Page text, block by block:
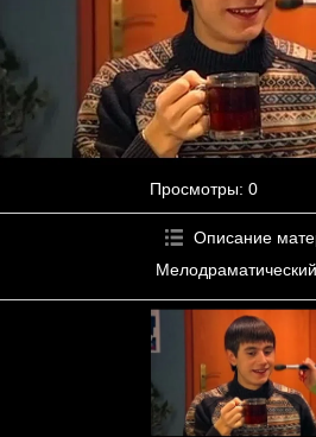
Просмотры: 0
Описание